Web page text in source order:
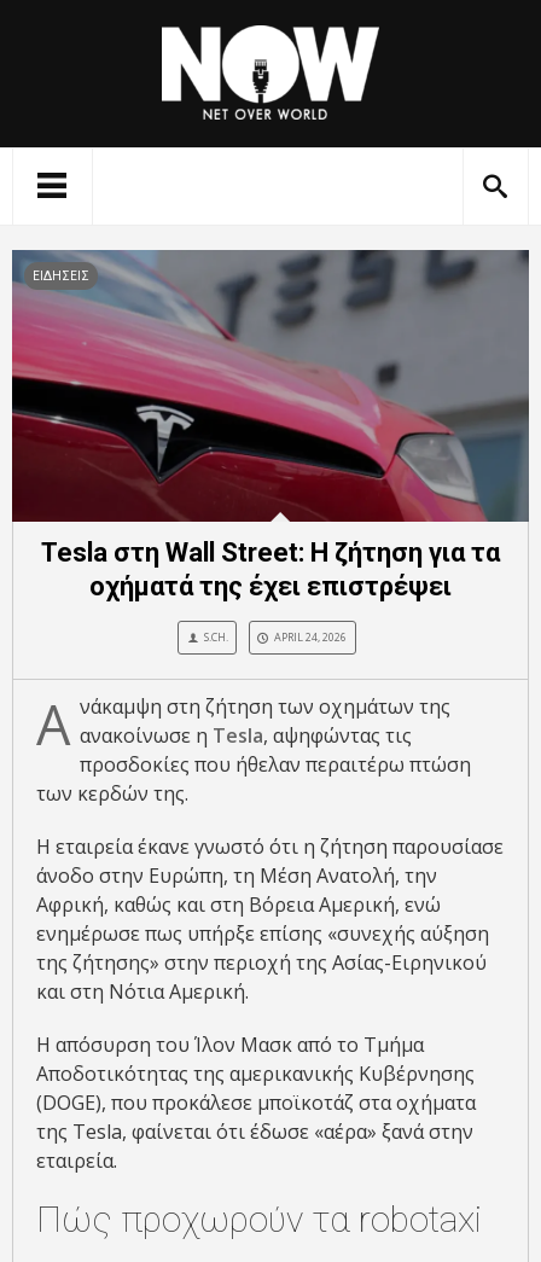
ΕΙΔΗΣΕΙΣ
Tesla στη Wall Street: Η ζήτηση για τα
οχήματά της έχει επιστρέψει
S.CH. APRIL 24, 2026
Α νάκαμψη στη ζήτηση των οχημάτων της
ανακοίνωσε η Tesla, αψηφώντας τις
προσδοκίες που ήθελαν περαιτέρω πτώση
των κερδών της.
Η εταιρεία έκανε γνωστό ότι η ζήτηση παρουσίασε
άνοδο στην Ευρώπη, τη Μέση Ανατολή, την
Αφρική, καθώς και στη Βόρεια Αμερική, ενώ
ενημέρωσε πως υπήρξε επίσης «συνεχής αύξηση
της ζήτησης» στην περιοχή της Ασίας-Ειρηνικού
και στη Νότια Αμερική.
Η απόσυρση του Ίλον Μασκ από το Τμήμα
Αποδοτικότητας της αμερικανικής Κυβέρνησης
(DOGE), που προκάλεσε μποϊκοτάζ στα οχήματα
της Tesla, φαίνεται ότι έδωσε «αέρα» ξανά στην
εταιρεία.
Πώς προχωρούν τα robotaxi